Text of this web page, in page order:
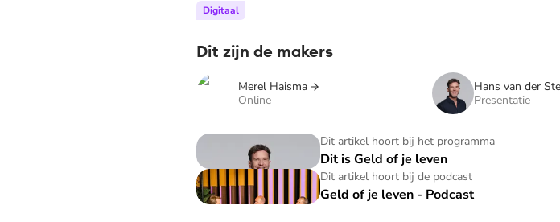
Digitaal
Dit zijn de makers
Merel Haisma
Online
Hans van der
Presentatie
Dit artikel hoort bij het programma
Dit is Geld of je leven
Dit is Geld of je leven
Dit artikel hoort bij de podcast
Geld of je leven - Podcast
Geld of je leven - Podcast